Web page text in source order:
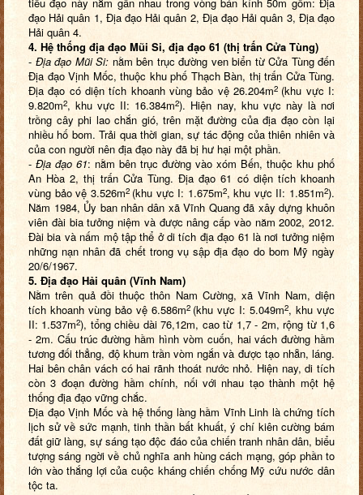
tiểu đạo này nằm gần nhau trong vòng bán kính 50m gồm: Địa
đạo Hải quân 1, Địa đạo Hải quân 2, Địa đạo Hải quân 3, Địa đạo
Hải quân 4.
4. Hệ thống địa đạo Mũi Si, địa đạo 61 (thị trấn Cửa Tùng)
- Địa đạo Mũi Si: nằm bên trục đường ven biển từ Cửa Tùng đến
Địa đạo Vịnh Mốc, thuộc khu phố Thạch Bàn, thị trấn Cửa Tùng.
Địa đạo có diện tích khoanh vùng bảo vệ 26.204m2 (khu vực I:
9.820m2, khu vực II: 16.384m2). Hiện nay, khu vực này là nơi
trồng cây phi lao chắn gió, trên mặt đường của địa đạo còn lại
nhiều hố bom. Trải qua thời gian, sự tác động của thiên nhiên và
của con người nên địa đạo này đã bị hư hại một phần.
- Địa đạo 61: nằm bên trục đường vào xóm Bến, thuộc khu phố
An Hòa 2, thị trấn Cửa Tùng. Địa đạo 61 có diện tích khoanh
vùng bảo vệ 3.526m2 (khu vực I: 1.675m2, khu vực II: 1.851m2).
Năm 1984, Ủy ban nhân dân xã Vĩnh Quang đã xây dựng khuôn
viên đài bia tưởng niệm và được nâng cấp vào năm 2002, 2012.
Đài bia và nấm mộ tập thể ở di tích địa đạo 61 là nơi tưởng niệm
những nạn nhân đã chết trong vụ sập địa đạo do bom Mỹ ngày
20/6/1967.
5. Địa đạo Hải quân (Vĩnh Nam)
Nằm trên quả đồi thuộc thôn Nam Cường, xã Vĩnh Nam, diện
tích khoanh vùng bảo vệ 6.586m2 (khu vực I: 5.049m2, khu vực
II: 1.537m2), tổng chiều dài 76,12m, cao từ 1,7 - 2m, rộng từ 1,6
- 2m. Cấu trúc đường hầm hình vòm cuốn, hai vách đường hầm
tương đối thẳng, độ khum trần vòm ngắn và được tạo nhẵn, láng.
Hai bên chân vách có hai rãnh thoát nước nhỏ. Hiện nay, di tích
còn 3 đoạn đường hầm chính, nối với nhau tạo thành một hệ
thống địa đạo vững chắc.
Địa đạo Vịnh Mốc và hệ thống làng hầm Vĩnh Linh là chứng tích
lịch sử về sức mạnh, tinh thần bất khuất, ý chí kiên cường bám
đất giữ làng, sự sáng tạo độc đáo của chiến tranh nhân dân, biểu
tượng sáng ngời về chủ nghĩa anh hùng cách mạng, góp phần to
lớn vào thắng lợi của cuộc kháng chiến chống Mỹ cứu nước dân
tộc ta.